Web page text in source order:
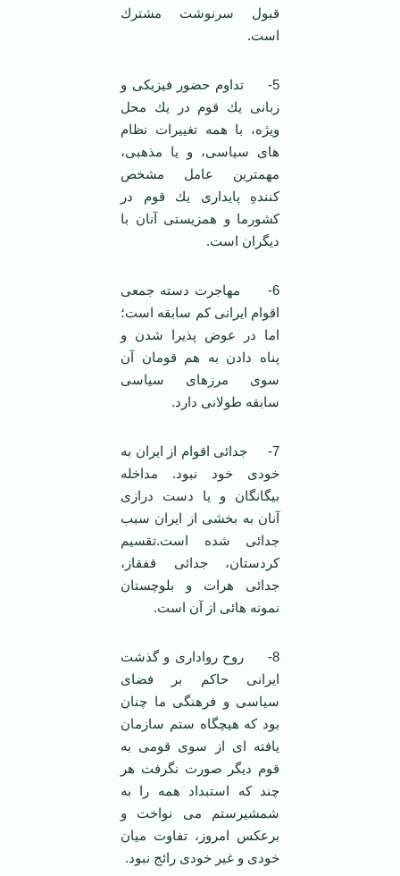
قبول سرنوشت مشترك
است.
5- تداوم حضور فیزیكی و
زبانی یك قوم در یك محل
ویژه، با همه تغییرات نظام
های سیاسی، و یا مذهبی،
مهمترین عامل مشخص
كنندهِ پایداری یك قوم در
کشورما و همزیستی آنان با
دیگران است.
6- مهاجرت دسته جمعی
اقوام ایرانی کم سابقه است؛
اما در عوض پذیرا شدن و
پناه دادن به هم قومان آن
سوی مرزهای سیاسی
سابقه طولانی دارد.
7- جدائی اقوام از ایران به
خودی خود نبود. مداخله
بیگانگان و یا دست درازی
آنان به بخشی از ایران سبب
جدائی شده است.تقسیم
کردستان، جدائی قفقاز،
جدائی هرات و بلوچستان
نمونه هائی از آن است.
8- روح رواداری و گذشت
ایرانی حاکم بر فضای
سیاسی و فرهنگی ما چنان
بود که هیچگاه ستم سازمان
یافته ای از سوی قومی به
قوم دیگر صورت نگرفت هر
چند که استبداد همه را به
شمشیرستم می نواخت و
برعکس امروز، تفاوت میان
خودی و غیر خودی رائج نبود.